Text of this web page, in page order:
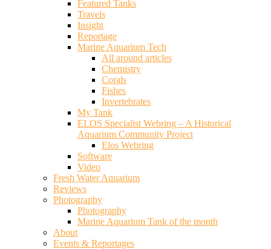
Featured Tanks
Travels
Insight
Reportage
Marine Aquarium Tech
All around articles
Chemistry
Corals
Fishes
Invertebrates
My Tank
ELOS Specialist Webring – A Historical
Aquarium Community Project
Elos Webring
Software
Video
Fresh Water Aquarium
Reviews
Photography
Photography
Marine Aquarium Tank of the month
About
Events & Reportages